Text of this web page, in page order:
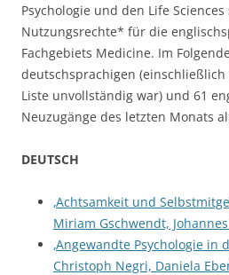
Psychologie und den Life
Nutzungsrechte* für die
Fachgebiets Medicine. Im
deutschsprachigen (einschließlich
Liste unvollständig war) und 61
Neuzugänge des letzten Monats
DEUTSCH
‚Achtsamkeit und
Miriam Gschwendt,
‚Angewandte Psychologie in
Christoph Negri, Daniela